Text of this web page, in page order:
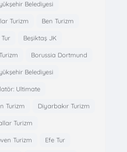
Belediyesi
Turizm Ben Turizm
Beşiktaş JK
Borussia Dortmund
Belediyesi
Ultimate
Turizm Diyarbakır Turizm
Turizm
Turizm Efe Tur